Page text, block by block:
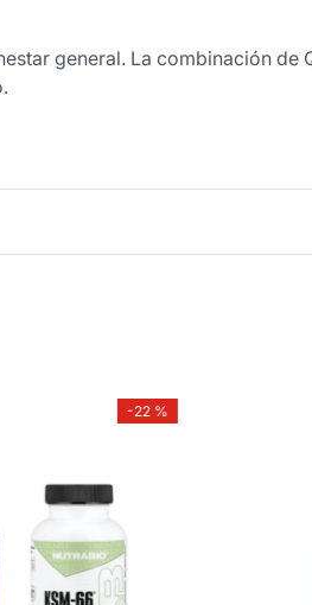
general. La combinación de
-22 %